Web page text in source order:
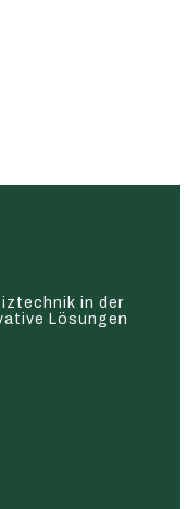
in der
Lösungen